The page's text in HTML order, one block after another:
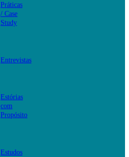
Práticas
/ Case
Study
Entrevistas
Estórias
com
Propósito
Estudos